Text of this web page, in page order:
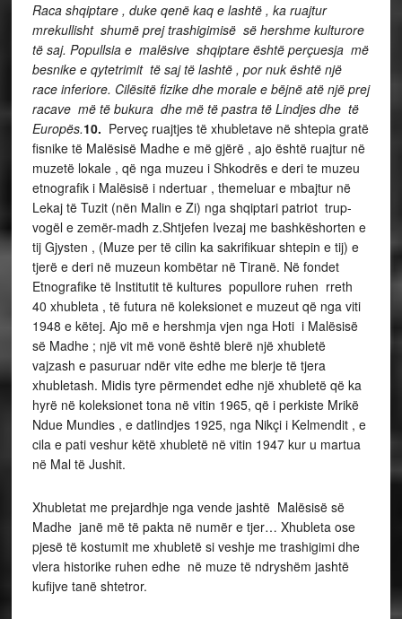
Raca shqiptare , duke qenë kaq e lashtë , ka ruajtur
mrekullisht shumë prej trashigimisë së hershme kulturore
të saj. Popullsia e malësive shqiptare është perçuesja më
besnike e qytetrimit të saj të lashtë , por nuk është një
race inferiore. Cilësitë fizike dhe morale e bëjnë atë një prej
racave më të bukura dhe më të pastra të Lindjes dhe të
Europës.10. Perveç ruajtjes të xhubletave në shtepia gratë
fisnike të Malësisë Madhe e më gjërë , ajo është ruajtur në
muzetë lokale , që nga muzeu i Shkodrës e deri te muzeu
etnografik i Malësisë i ndertuar , themeluar e mbajtur në
Lekaj të Tuzit (nën Malin e Zi) nga shqiptari patriot trup-
vogël e zemër-madh z.Shtjefen Ivezaj me bashkëshorten e
tij Gjysten , (Muze per të cilin ka sakrifikuar shtepin e tij) e
tjerë e deri në muzeun kombëtar në Tiranë. Në fondet
Etnografike të Institutit të kultures popullore ruhen rreth
40 xhubleta , të futura në koleksionet e muzeut që nga viti
1948 e këtej. Ajo më e hershmja vjen nga Hoti i Malësisë
së Madhe ; një vit më vonë është blerë një xhubletë
vajzash e pasuruar ndër vite edhe me blerje të tjera
xhubletash. Midis tyre përmendet edhe një xhubletë që ka
hyrë në koleksionet tona në vitin 1965, që i perkiste Mrikë
Ndue Mundies , e datlindjes 1925, nga Nikçi i Kelmendit , e
cila e pati veshur këtë xhubletë në vitin 1947 kur u martua
në Mal të Jushit.
Xhubletat me prejardhje nga vende jashtë Malësisë së
Madhe janë më të pakta në numër e tjer… Xhubleta ose
pjesë të kostumit me xhubletë si veshje me trashigimi dhe
vlera historike ruhen edhe në muze të ndryshëm jashtë
kufijve tanë shtetror.